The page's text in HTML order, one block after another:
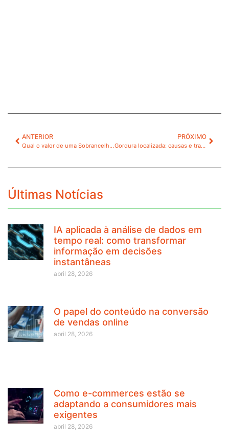
ANTERIOR
Qual o valor de uma Sobrancelha tatuada?
PRÓXIMO
Gordura localizada: causas e tratamento
Últimas Notícias
IA aplicada à análise de dados em
tempo real: como transformar
informação em decisões
instantâneas
abril 28, 2026
O papel do conteúdo na conversão
de vendas online
abril 28, 2026
Como e-commerces estão se
adaptando a consumidores mais
exigentes
abril 28, 2026